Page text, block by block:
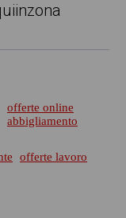
offerte online
abbigliamento
offerte lavoro